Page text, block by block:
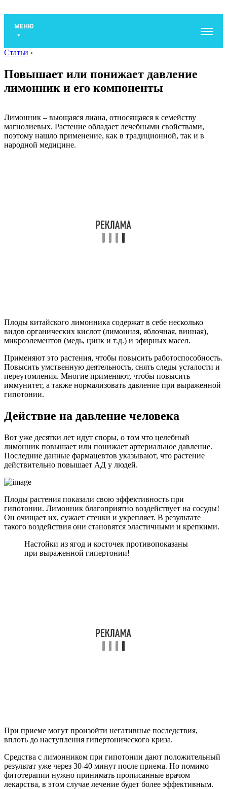
МЕНЮ
Статьи ›
Повышает или понижает давление
лимонник и его компоненты
Лимонник – вьющаяся лиана, относящаяся к семейству
магнолиевых. Растение обладает лечебными свойствами,
поэтому нашло применение, как в традиционной, так и в
народной медицине.
Плоды китайского лимонника содержат в себе несколько
видов органических кислот (лимонная, яблочная, винная),
микроэлементов (медь, цинк и т.д.) и эфирных масел.
Применяют это растения, чтобы повысить работоспособность.
Повысить умственную деятельность, снять следы усталости и
переутомления. Многие применяют, чтобы повысить
иммунитет, а также нормализовать давление при выраженной
гипотонии.
Действие на давление человека
Вот уже десятки лет идут споры, о том что целебный
лимонник повышает или понижает артериальное давление.
Последние данные фармацевтов указывают, что растение
действительно повышает АД у людей.
Плоды растения показали свою эффективность при
гипотонии. Лимонник благоприятно воздействует на сосуды!
Он очищает их, сужает стенки и укрепляет. В результате
такого воздействия они становятся эластичными и крепкими.
Настойки из ягод и косточек противопоказаны
при выраженной гипертонии!
При приеме могут произойти негативные последствия,
вплоть до наступления гипертонического криза.
Средства с лимонником при гипотонии дают положительный
результат уже через 30-40 минут после приема. Но помимо
фитотерапии нужно принимать прописанные врачом
лекарства, в этом случае лечение будет более эффективным.